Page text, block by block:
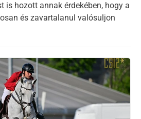
is hozott annak érdekében, hogy a
és zavartalanul valósuljon